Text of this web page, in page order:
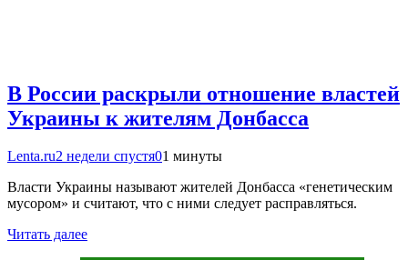
В России раскрыли отношение властей
Украины к жителям Донбасса
Lenta.ru2 недели спустя01 минуты
Власти Украины называют жителей Донбасса «генетическим
мусором» и считают, что с ними следует расправляться.
Читать далее